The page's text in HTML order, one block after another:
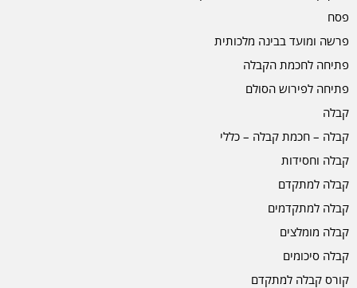
פסח
פרשה ומועד בבינה מלכותית
פתיחה לחכמת הקבלה
פתיחה לפירוש הסולם
קבלה
קבלה – חכמת קבלה – כללי
קבלה וחסידות
קבלה למתקדם
קבלה למתקדמים
קבלה מומלצים
קבלה סיכומים
קורס קבלה למתקדם